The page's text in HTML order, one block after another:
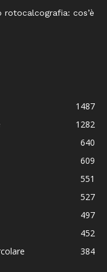
cos’è
1487
1282
640
609
551
527
497
452
384